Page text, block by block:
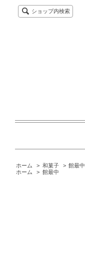
ショップ内検索
ホーム > 和菓子 > 館最中
ホーム
> 館最中